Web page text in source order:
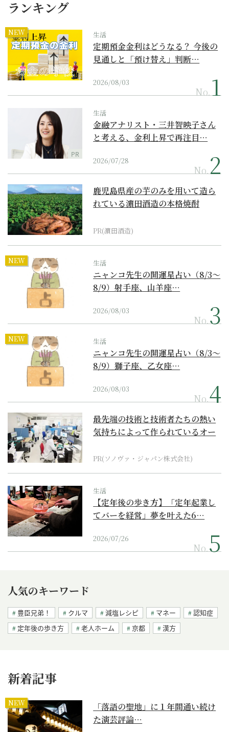
ランキング
NEW 生活
定期預金金利はどうなる？ 今後の
見通しと「預け替え」判断…
2026/08/03
No.
PR
生活
金融アナリスト・三井智映子さん
と考える、金利上昇で再注目…
2026/07/28
No.
鹿児島県産の芋のみを用いて造ら
れている濵田酒造の本格焼酎
PR(濵田酒造)
NEW 生活
ニャンコ先生の開運星占い（8/3～
8/9）射手座、山羊座…
2026/08/03
No.
NEW 生活
ニャンコ先生の開運星占い（8/3～
8/9）獅子座、乙女座…
2026/08/03
No.
最先端の技術と技術者たちの熱い
気持ちによって作られているオー
PR(ソノヴァ・ジャパン株式会社)
生活
【定年後の歩き方】「定年起業し
てバーを経営」夢を叶えた6…
2026/07/26
No.
人気のキーワード
豊臣兄弟！ クルマ 減塩レシピ マネー
認知症
定年後の歩き方
老人ホーム 京都 漢方
新着記事
NEW
「落語の聖地」に１年間通い続け
た演芸評論…